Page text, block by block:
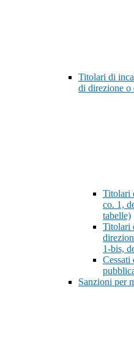
Titolari di
di direzione o
Titolari
co. 1,
tabelle)
Titolari
1-bis,
Cessati
Sanzioni per